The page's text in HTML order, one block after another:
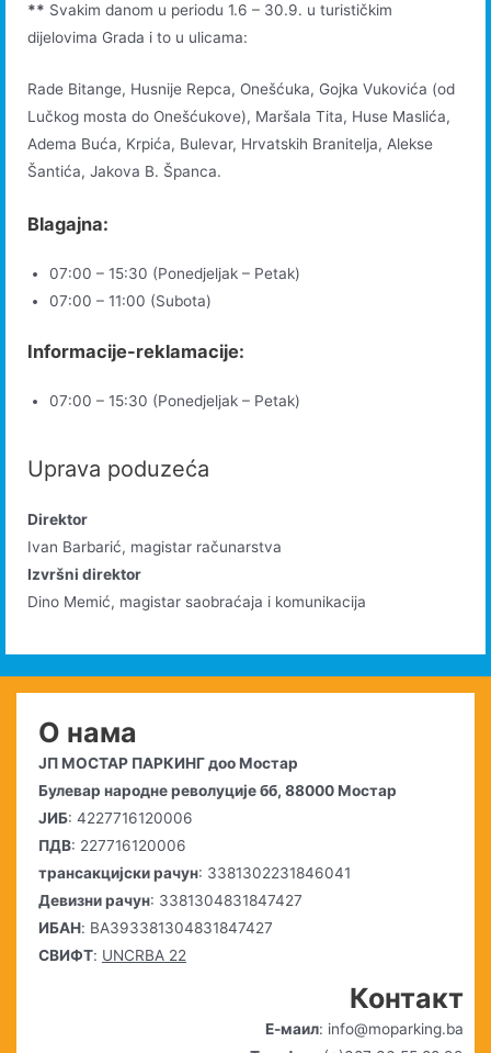
** Svakim danom u periodu 1.6 – 30.9. u turističkim
dijelovima Grada i to u ulicama:
Rade Bitange, Husnije Repca, Onešćuka, Gojka Vukovića (od
Lučkog mosta do Onešćukove), Maršala Tita, Huse Maslića,
Adema Buća, Krpića, Bulevar, Hrvatskih Branitelja, Alekse
Šantića, Jakova B. Španca.
Blagajna:
07:00 – 15:30 (Ponedjeljak – Petak)
07:00 – 11:00 (Subota)
Informacije-reklamacije:
07:00 – 15:30 (Ponedjeljak – Petak)
Uprava poduzeća
Direktor
Ivan Barbarić, magistar računarstva
Izvršni direktor
Dino Memić, magistar saobraćaja i komunikacija
О нама
ЈП МОСТАР ПАРКИНГ доо Мостар
Булевар народне револуције бб, 88000 Мостар
ЈИБ: 4227716120006
ПДВ: 227716120006
трансакцијски рачун: 3381302231846041
Девизни рачун: 3381304831847427
ИБАН: BA393381304831847427
СВИФТ: UNCRBA 22
Контакт
Е-маил: info@moparking.ba